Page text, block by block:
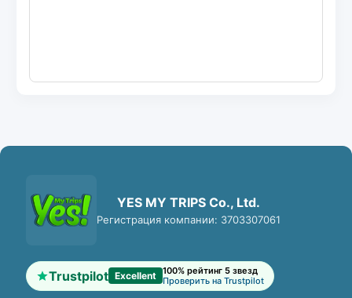
YES MY TRIPS Co., Ltd.
Регистрация компании: 3703307061
Trustpilot Excellent 100% рейтинг 5 звезд
Проверить на Trustpilot